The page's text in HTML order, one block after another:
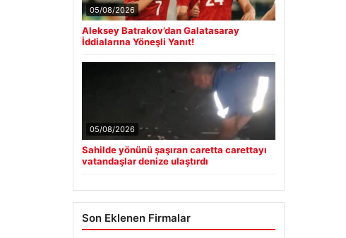
05/08/2026
Aleksey Batrakov’dan Galatasaray
İddialarına Yöneşli Yanıt!
05/08/2026
Sahilde yönünü şaşıran caretta carettayı
vatandaşlar denize ulaştırdı
Son Eklenen Firmalar